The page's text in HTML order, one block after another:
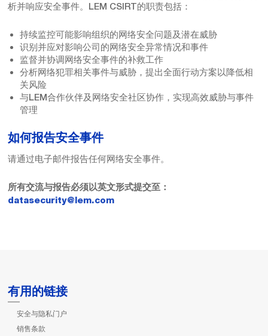
析并响应安全事件。LEM CSIRT的职责包括：
持续监控可能影响组织的网络安全问题及潜在威胁
识别并应对影响公司的网络安全异常情况和事件
监督并协调网络安全事件的补救工作
分析网络犯罪相关事件与威胁，提出全面行动方案以降低相
关风险
与LEM合作伙伴及网络安全社区协作，实现高效威胁与事件
管理
如何报告安全事件
请通过电子邮件报告任何网络安全事件。
所有交流与报告必须以英文形式提交至：
datasecurity@lem.com
有用的链接
安全与隐私门户
销售条款